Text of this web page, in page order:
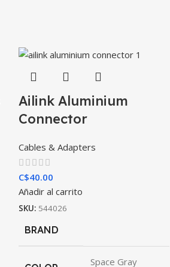
Ailink Aluminium
Connector
Cables & Adapters
C$40.00
Añadir al carrito
SKU: 544026
BRAND
Space Gray